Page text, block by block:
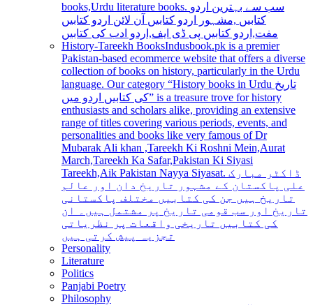
books,Urdu literature books. سب سے بہترین اردو
کتابیں ,مشہور اردو کتابیں آن لائن اردو کتابیں
مفت,اردو کتابیں پی ڈی ایف,اردو ادب کی کتابیں
History-Tareekh BooksIndusbook.pk is a premier
Pakistan-based ecommerce website that offers a diverse
collection of books on history, particularly in the Urdu
language. Our category “History books in Urdu تاریخ
کی کتابیں اردو میں” is a treasure trove for history
enthusiasts and scholars alike, providing an extensive
range of titles covering various periods, events, and
personalities and books like very famous of Dr
Mubarak Ali khan ,Tareekh Ki Roshni Mein,Aurat
March,Tareekh Ka Safar,Pakistan Ki Siyasi
Tareekh,Aik Pakistan Nayya Siyasat. ڈاکٹر مبارک
علی پاکستان کے مشہور تاریخ دان اور عالم
تاریخ ہیں جن کی کتابیں مختلف پاکستانی
تاریخ اور سب قومی تاریخ پر مشتمل ہیں۔ ان
کی کتابیں تاریخی واقعات پر نظریاتی
تجزیہ پیش کرتی ہیں
Personality
Literature
Politics
Panjabi Poetry
Philosophy